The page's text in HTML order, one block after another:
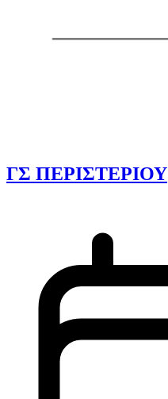
ΓΣ ΠΕΡΙΣΤΕΡΙΟΥ